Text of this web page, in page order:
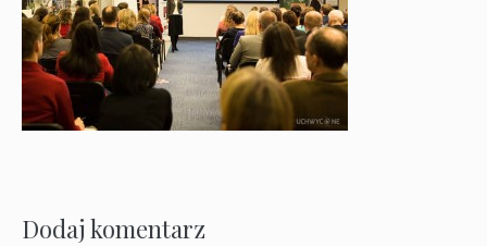
Dodaj komentarz